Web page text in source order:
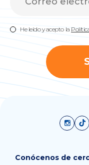
He leído y acepto la
Conócenos de